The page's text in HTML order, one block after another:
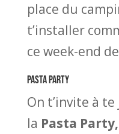
place du
t’installer
ce week-end
PASTA PARTY
On t’invite à
la Pasta